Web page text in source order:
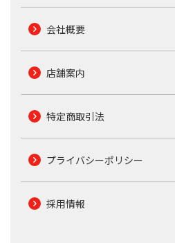
会社概要
店舗案内
特定商取引法
プライバシーポリシー
採用情報